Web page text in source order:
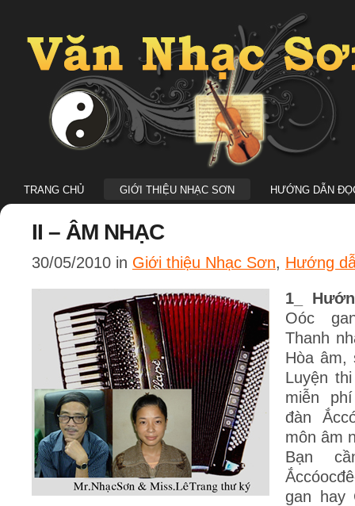
TRANG CHỦ GIỚI THIỆU NHẠC SƠN HƯỚNG DẪN
II – ÂM NHẠC
30/05/2010 in Giới thiệu Nhạc Sơn, Hướng
1_
Oóc
Thanh
Hòa âm,
Luyện
miễn
đàn
môn âm
Bạn
gan hay